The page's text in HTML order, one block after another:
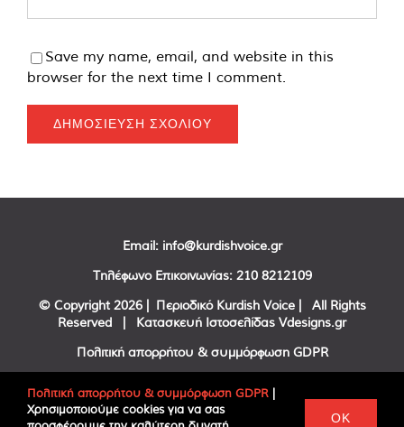
Save my name, email, and website in this
browser for the next time I comment.
Email: info@kurdishvoice.gr
Τηλέφωνο Επικοινωνίας: 210 8212109
© Copyright 2026 | Περιοδικό Kurdish Voice | All Rights
Reserved | Κατασκευή Ιστοσελίδας Vdesigns.gr
Πολιτική απορρήτου & συμμόρφωση GDPR
FacebookTwitter
Πολιτική απορρήτου & συμμόρφωση GDPR |
Χρησιμοποιούμε cookies για να σας
OK